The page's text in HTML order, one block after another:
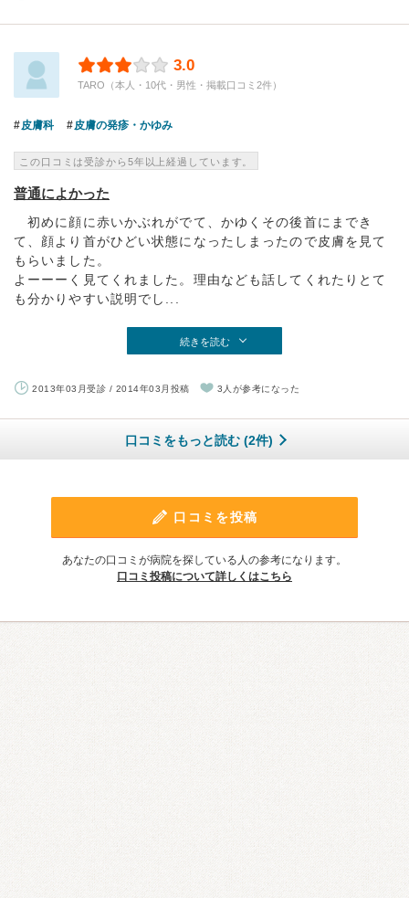
3.0
TARO（本人・10代・男性・掲載口コミ2件）
皮膚科 皮膚の発疹・かゆみ
この口コミは受診から5年以上経過しています。
普通によかった
初めに顔に赤いかぶれがでて、かゆくその後首にまでき
て、顔より首がひどい状態になったしまったので皮膚を見て
もらいました。
よーーーく見てくれました。理由なども話してくれたりとて
も分かりやすい説明でし...
続きを読む
2013年03月受診 / 2014年03月投稿 3人が参考になった
口コミをもっと読む (2件)
口コミを投稿
あなたの口コミが病院を探している人の参考になります。
口コミ投稿について詳しくはこちら